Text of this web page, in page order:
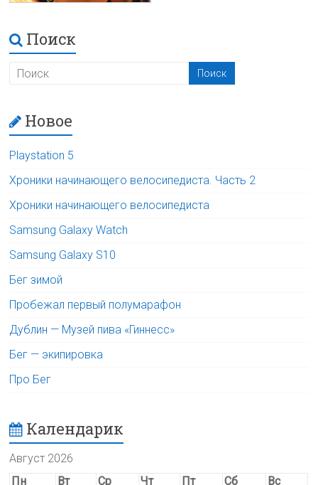
Поиск
Новое
Playstation 5
Хроники начинающего велосипедиста. Часть 2
Хроники начинающего велосипедиста
Samsung Galaxy Watch
Samsung Galaxy S10
Бег зимой
Пробежал первый полумарафон
Дублин — Музей пива «Гиннесс»
Бег — экипировка
Про Бег
Календарик
Август 2026
Пн
Вт Ср Чт Пт Сб
Вс